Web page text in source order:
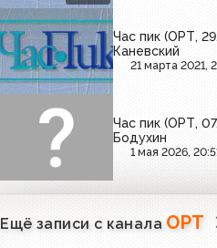
Час пик (ОРТ,
Каневский
21 марта 2021,
Час пик (ОРТ,
Бодухин
1 мая 2026,
Ещё записи с канала ОРТ